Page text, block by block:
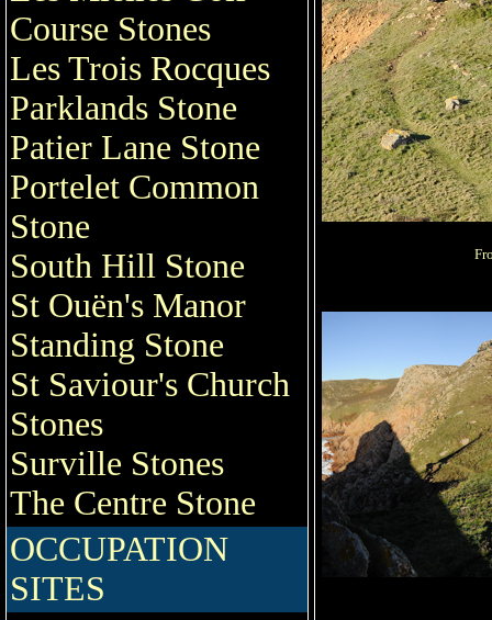
Course Stones
Les Trois Rocques
Parklands Stone
Patier Lane Stone
Portelet Common
Stone
South Hill Stone
St Ouën's Manor
Standing Stone
St Saviour's Church
Stones
Surville Stones
The Centre Stone
OCCUPATION
SITES